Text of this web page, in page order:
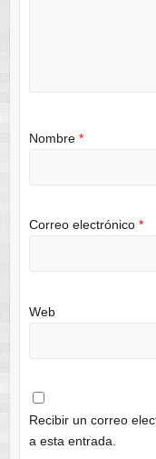
Nombre *
Correo electrónico *
Web
Recibir un correo
a esta entrada.